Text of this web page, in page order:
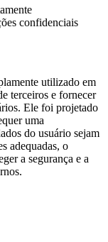
confidenciais
utilizado em
terceiros e fornecer
Ele foi projetado
uma
do usuário sejam
adequadas, o
a segurança e a